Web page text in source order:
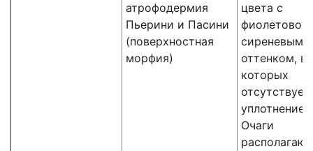
атрофодермия
Пьерини и Пасини
(поверхностная
морфия)
цвета с
фиолетово-
сиреневым
оттенком, в
которых
отсутствует
уплотнение
Очаги